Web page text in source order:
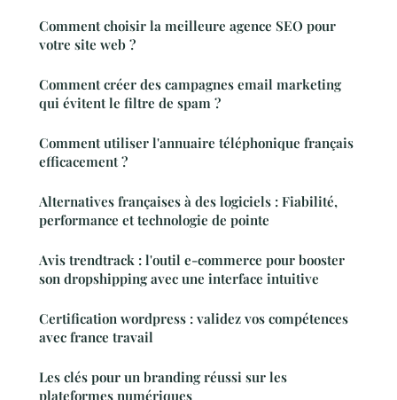
Comment choisir la meilleure agence SEO pour
votre site web ?
Comment créer des campagnes email marketing
qui évitent le filtre de spam ?
Comment utiliser l'annuaire téléphonique français
efficacement ?
Alternatives françaises à des logiciels : Fiabilité,
performance et technologie de pointe
Avis trendtrack : l'outil e-commerce pour booster
son dropshipping avec une interface intuitive
Certification wordpress : validez vos compétences
avec france travail
Les clés pour un branding réussi sur les
plateformes numériques